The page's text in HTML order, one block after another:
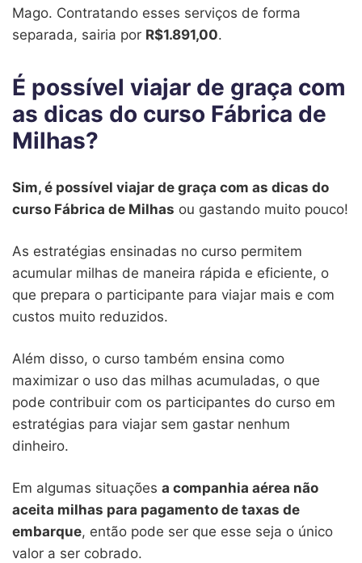
Mago. Contratando esses serviços de forma
separada, sairia por R$1.891,00.
É possível viajar de graça com
as dicas do curso Fábrica de
Milhas?
Sim, é possível viajar de graça com as dicas do
curso Fábrica de Milhas ou gastando muito pouco!
As estratégias ensinadas no curso permitem
acumular milhas de maneira rápida e eficiente, o
que prepara o participante para viajar mais e com
custos muito reduzidos.
Além disso, o curso também ensina como
maximizar o uso das milhas acumuladas, o que
pode contribuir com os participantes do curso em
estratégias para viajar sem gastar nenhum
dinheiro.
Em algumas situações a companhia aérea não
aceita milhas para pagamento de taxas de
embarque, então pode ser que esse seja o único
valor a ser cobrado.